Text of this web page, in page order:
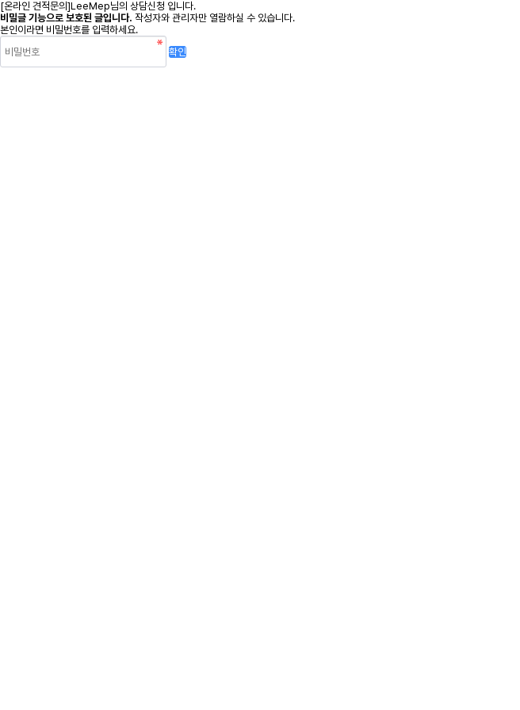
[온라인 견적문의]LeeMep님의 상담신청 입니다.
비밀글 기능으로 보호된 글입니다. 작성자와 관리자만 열람하실 수 있습니다.
본인이라면 비밀번호를 입력하세요.